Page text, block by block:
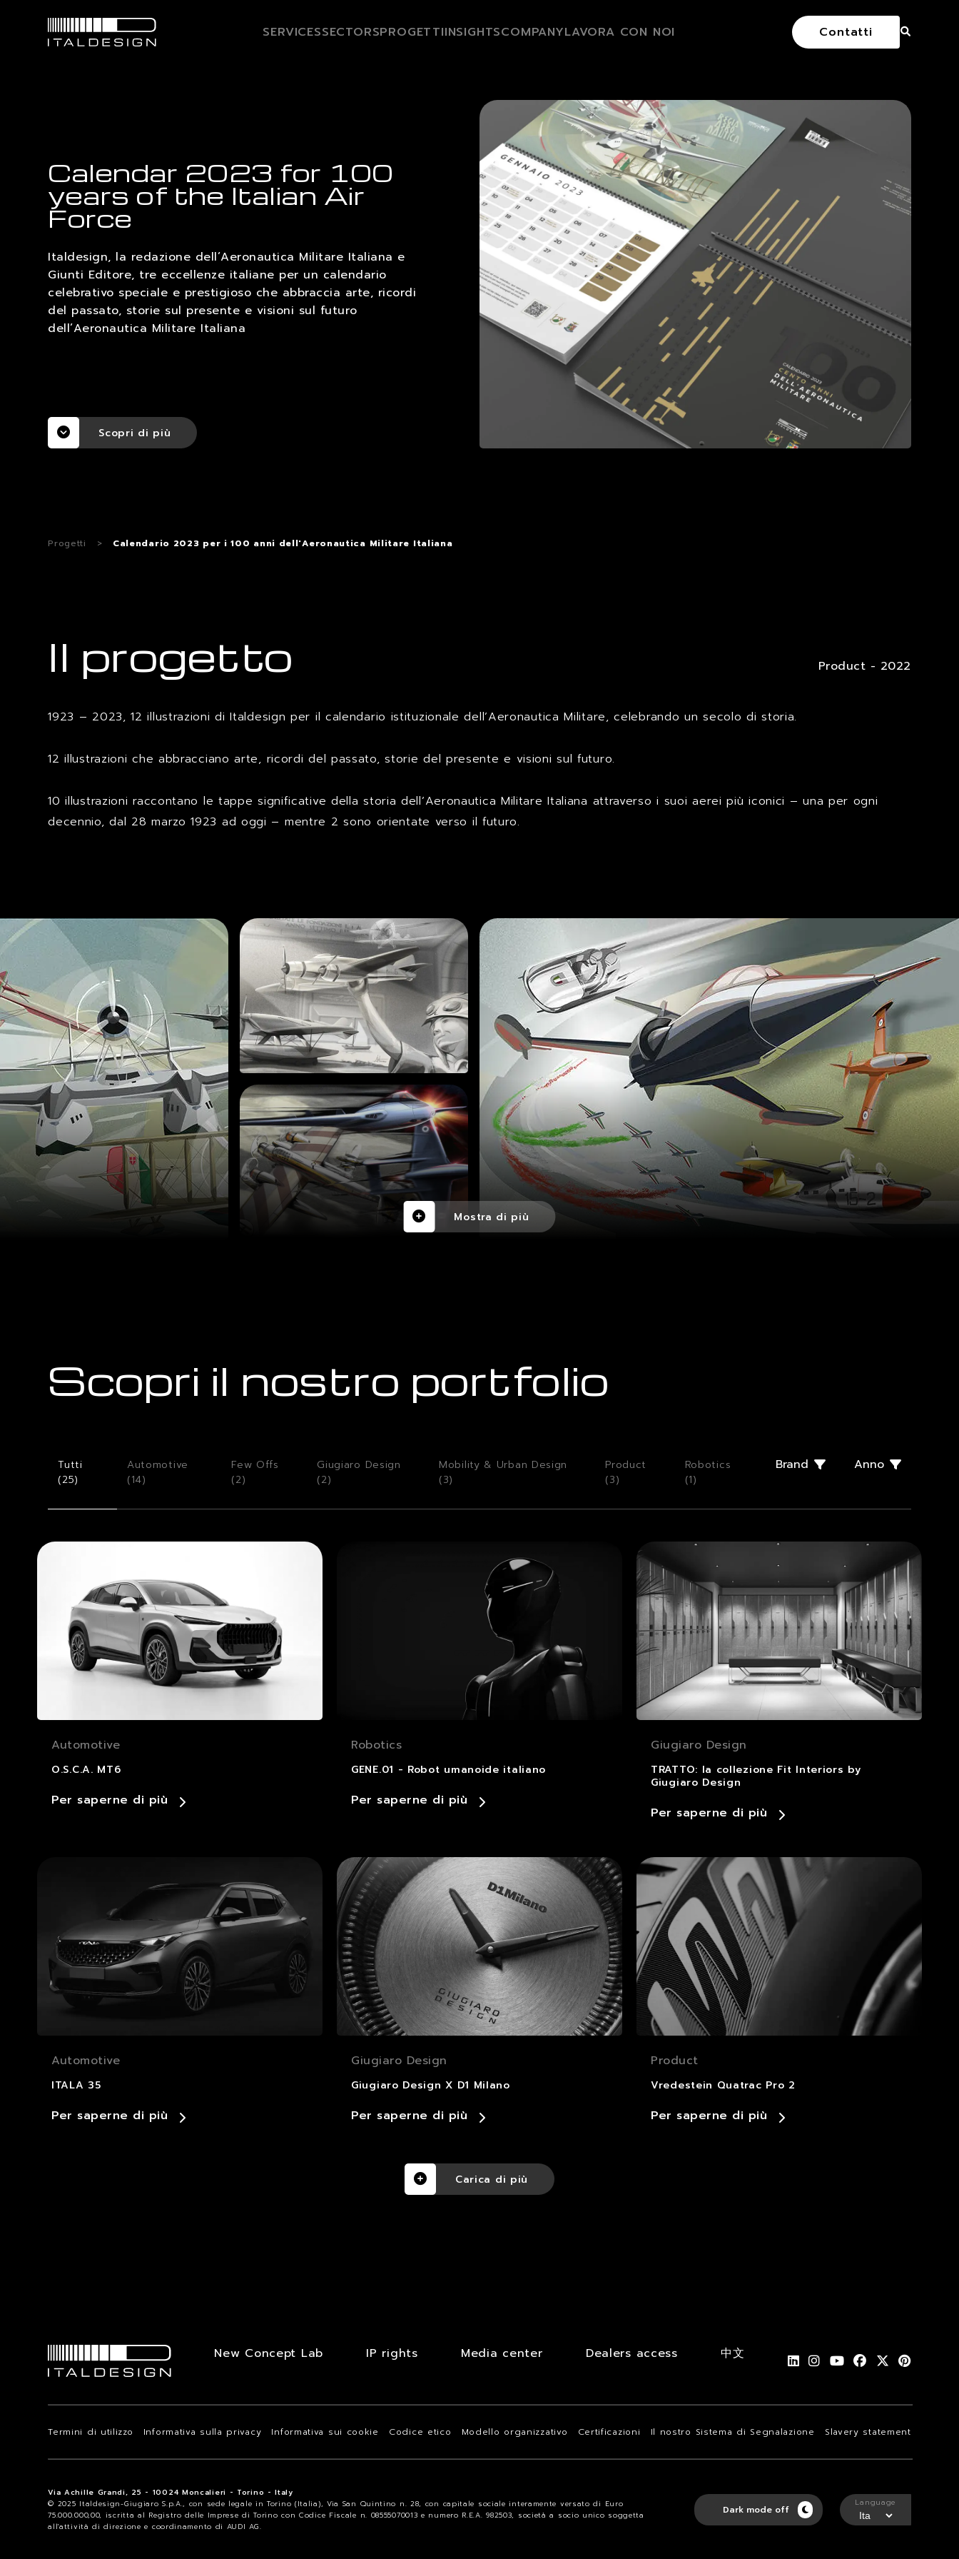
SERVICESSECTORSPROGETTIINSIGHTSCOMPANYLAVORA CON NOI Contatti
Calendar 2023 for 100
years of the Italian Air
Force
Italdesign, la redazione dell’Aeronautica Militare Italiana e
Giunti Editore, tre eccellenze italiane per un calendario
celebrativo speciale e prestigioso che abbraccia arte, ricordi
del passato, storie sul presente e visioni sul futuro
dell’Aeronautica Militare Italiana
Scopri di più
Progetti > Calendario 2023 per i 100 anni dell'Aeronautica Militare Italiana
Il progetto Product - 2022
1923 – 2023, 12 illustrazioni di Italdesign per il calendario istituzionale dell’Aeronautica Militare, celebrando un secolo di storia.
12 illustrazioni che abbracciano arte, ricordi del passato, storie del presente e visioni sul futuro.
10 illustrazioni raccontano le tappe significative della storia dell’Aeronautica Militare Italiana attraverso i suoi aerei più iconici – una per ogni
decennio, dal 28 marzo 1923 ad oggi – mentre 2 sono orientate verso il futuro.
Mostra di più
Scopri il nostro portfolio
Tutti
(25)
Automotive
(14)
Few Offs
(2)
Giugiaro Design
(2)
Mobility & Urban Design
(3)
Product
(3)
Robotics
(1)
Brand Anno
Automotive
O.S.C.A. MT6
Per saperne di più
Robotics
GENE.01 - Robot umanoide italiano
Per saperne di più
Giugiaro Design
TRATTO: la collezione Fit Interiors by
Giugiaro Design
Per saperne di più
Automotive
ITALA 35
Per saperne di più
Giugiaro Design
Giugiaro Design X D1 Milano
Per saperne di più
Product
Vredestein Quatrac Pro 2
Per saperne di più
Carica di più
New Concept Lab IP rights Media center Dealers access 中文
Termini di utilizzo Informativa sulla privacy Informativa sui cookie Codice etico Modello organizzativo Certificazioni Il nostro Sistema di Segnalazione Slavery statement
Via Achille Grandi, 25 - 10024 Moncalieri - Torino - Italy
© 2025 Italdesign-Giugiaro S.p.A., con sede legale in Torino (Italia), Via San Quintino n. 28, con capitale sociale interamente versato di Euro
75.000.000,00, iscritta al Registro delle Imprese di Torino con Codice Fiscale n. 08555070013 e numero R.E.A. 982503, società a socio unico soggetta
all'attività di direzione e coordinamento di AUDI AG.
Dark mode off
Language